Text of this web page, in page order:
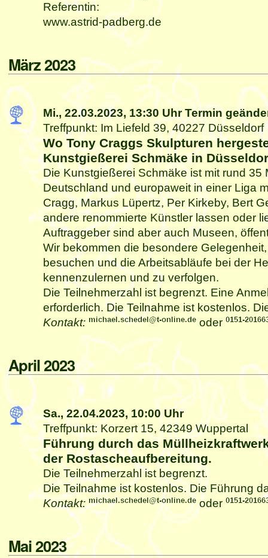
Referentin:
www.astrid-padberg.de
März 2023
Mi., 22.03.2023, 13:30 Uhr Termin
Treffpunkt: Im Liefeld 39, 40227 Düsseldorf
Wo Tony Craggs Skulpturen
Kunstgießerei Schmäke in
Die Kunstgießerei Schmäke ist mit rund 35
Deutschland und europaweit in einer Liga
Cragg, Markus Lüpertz, Per Kirkeby, Bert
andere renommierte Künstler lassen oder
Auftraggeber sind aber auch Museen,
Wir bekommen die besondere
besuchen und die Arbeitsabläufe bei der
kennenzulernen und zu verfolgen.
Die Teilnehmerzahl ist begrenzt. Eine
erforderlich. Die Teilnahme ist kostenlos.
Kontakt:
oder
April 2023
Sa., 22.04.2023, 10:00 Uhr
Treffpunkt: Korzert 15, 42349 Wuppertal
Führung durch das
der Rostascheaufbereitung.
Die Teilnehmerzahl ist begrenzt.
Die Teilnahme ist kostenlos. Die Führung
Kontakt:
oder
Mai 2023